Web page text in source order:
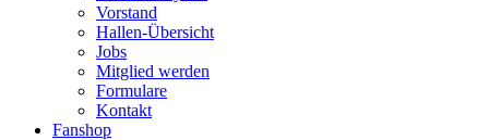
Vorstand
Hallen-Übersicht
Jobs
Mitglied werden
Formulare
Kontakt
Fanshop